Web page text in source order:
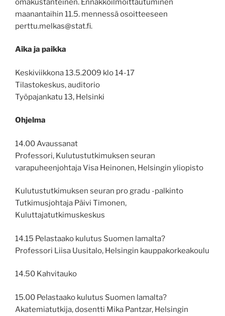
omakustanteinen. Ennakkoilmoittautuminen
maanantaihin 11.5. mennessä osoitteeseen
perttu.melkas@stat.fi.
Aika ja paikka
Keskiviikkona 13.5.2009 klo 14-17
Tilastokeskus, auditorio
Työpajankatu 13, Helsinki
Ohjelma
14.00 Avaussanat
Professori, Kulutustutkimuksen seuran
varapuheenjohtaja Visa Heinonen, Helsingin yliopisto
Kulutustutkimuksen seuran pro gradu -palkinto
Tutkimusjohtaja Päivi Timonen,
Kuluttajatutkimuskeskus
14.15 Pelastaako kulutus Suomen lamalta?
Professori Liisa Uusitalo, Helsingin kauppakorkeakoulu
14.50 Kahvitauko
15.00 Pelastaako kulutus Suomen lamalta?
Akatemiatutkija, dosentti Mika Pantzar, Helsingin